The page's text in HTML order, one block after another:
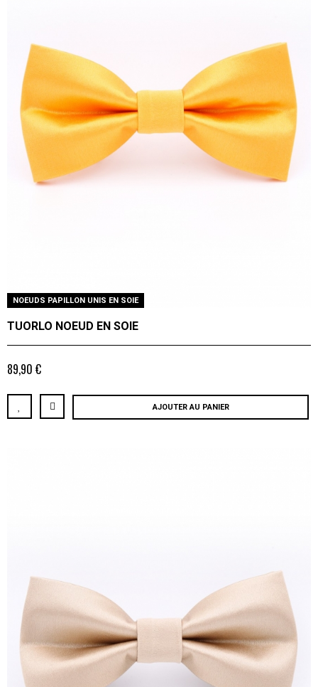
NOEUDS PAPILLON UNIS EN SOIE
TUORLO NOEUD EN SOIE
89,90 €
AJOUTER AU PANIER